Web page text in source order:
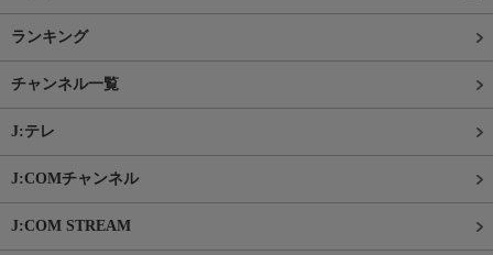
ランキング
チャンネル一覧
J:テレ
J:COMチャンネル
J:COM STREAM